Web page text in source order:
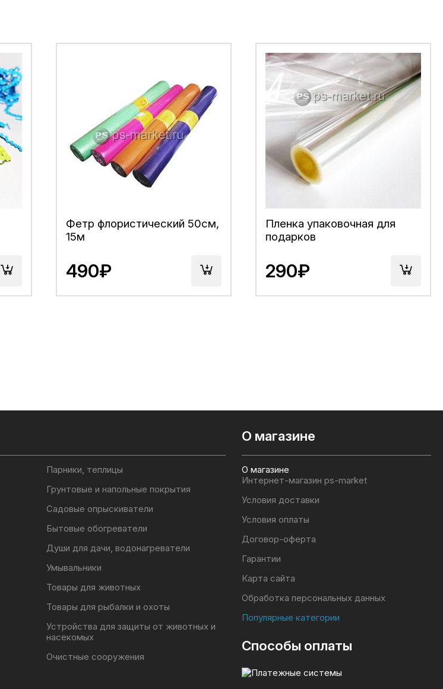
Фетр флористический 50см,
15м
490₽
Пленка упаковочная для
подарков
290₽
Парники, теплицы
Грунтовые и напольные покрытия
Садовые опрыскиватели
Бытовые обогреватели
Души для дачи, водонагреватели
Умывальники
Товары для животных
Товары для рыбалки и охоты
Устройства для защиты от животных и
насекомых
Очистные сооружения
О магазине
О магазине
Интернет-магазин ps-market
Условия доставки
Условия оплаты
Договор-оферта
Гарантии
Карта сайта
Обработка персональных данных
Популярные категории
Способы оплаты